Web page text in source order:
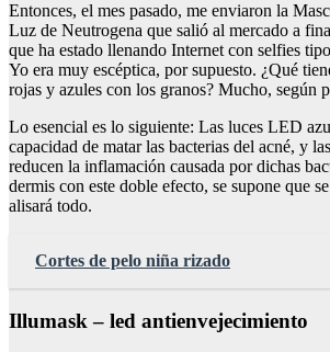
Entonces, el mes pasado, me enviaron la
Luz de Neutrogena que salió al mercado a
que ha estado llenando Internet con selfies
Yo era muy escéptica, por supuesto. ¿Qué
rojas y azules con los granos? Mucho, según
Lo esencial es lo siguiente: Las luces LED
capacidad de matar las bacterias del acné, y
reducen la inflamación causada por dichas
dermis con este doble efecto, se supone que
alisará todo.
Cortes de pelo niña rizado
Illumask – led antienvejecimiento